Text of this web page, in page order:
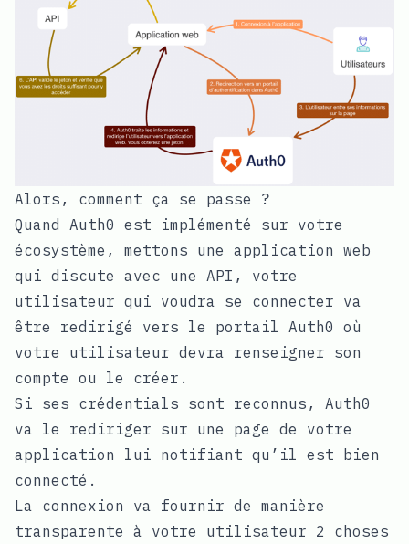
Alors, comment ça se passe ?
Quand Auth0 est implémenté sur votre
écosystème, mettons une application web
qui discute avec une API, votre
utilisateur qui voudra se connecter va
être redirigé vers le portail Auth0 où
votre utilisateur devra renseigner son
compte ou le créer.
Si ses crédentials sont reconnus, Auth0
va le rediriger sur une page de votre
application lui notifiant qu’il est bien
connecté.
La connexion va fournir de manière
transparente à votre utilisateur 2 choses